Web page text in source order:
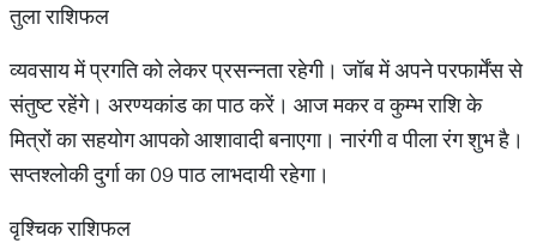
तुला राशिफल
व्यवसाय में प्रगति को लेकर प्रसन्नता रहेगी। जॉब में अपने परफार्मेंस से
संतुष्ट रहेंगे। अरण्यकांड का पाठ करें। आज मकर व कुम्भ राशि के
मित्रों का सहयोग आपको आशावादी बनाएगा। नारंगी व पीला रंग शुभ है।
सप्तश्लोकी दुर्गा का 09 पाठ लाभदायी रहेगा।
वृश्चिक राशिफल